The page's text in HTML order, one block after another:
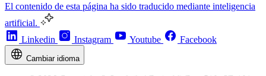
El contenido de esta página ha sido traducido mediante inteligencia
artificial.
Linkedin
Instagram Youtube Facebook
Cambiar idioma